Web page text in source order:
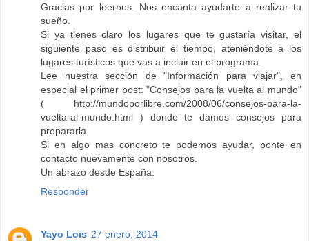
Gracias por leernos. Nos encanta ayudarte a realizar tu
sueño.
Si ya tienes claro los lugares que te gustaría visitar, el
siguiente paso es distribuir el tiempo, ateniéndote a los
lugares turísticos que vas a incluir en el programa.
Lee nuestra sección de "Información para viajar", en
especial el primer post: "Consejos para la vuelta al mundo"
( http://mundoporlibre.com/2008/06/consejos-para-la-
vuelta-al-mundo.html ) donde te damos consejos para
prepararla.
Si en algo mas concreto te podemos ayudar, ponte en
contacto nuevamente con nosotros.
Un abrazo desde España.
Responder
Yayo Lois 27 enero, 2014